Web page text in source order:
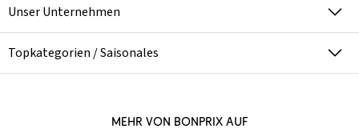
Unser Unternehmen
Topkategorien / Saisonales
Mehr von bonprix auf